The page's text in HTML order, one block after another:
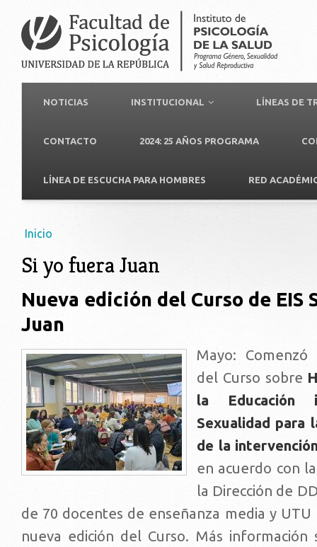
NOTICIAS INSTITUCIONAL LÍNEAS DE
CONTACTO 2024: 25 AÑOS PROGRAMA
LÍNEA DE ESCUCHA PARA HOMBRES RED
Usted está aquí
Inicio
Si yo fuera Juan
Nueva edición del Curso de EIS
Juan
Mayo:
del Curso sobre
la
Sexualidad para
de la
en acuerdo con
la Dirección de
de 70 docentes de enseñanza media y
nueva edición del Curso. Más